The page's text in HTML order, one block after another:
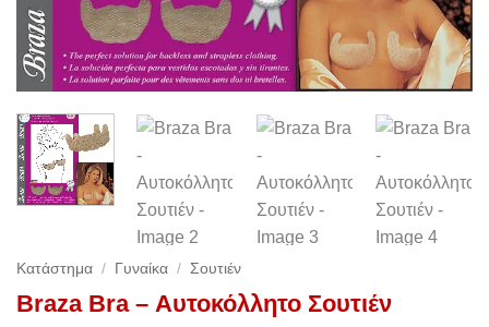
Κατάστημα / Γυναίκα / Σουτιέν
Braza Bra – Αυτοκόλλητο Σουτιέν